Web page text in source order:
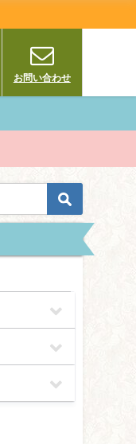
お問い合わせ